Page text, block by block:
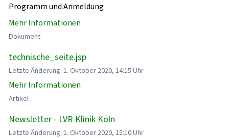
Programm und Anmeldung
Mehr Informationen
Dokument
technische_seite.jsp
Letzte Änderung: 1. Oktober 2020, 14:15 Uhr
Mehr Informationen
Artikel
Newsletter - LVR-Klinik Köln
Letzte Änderung: 1. Oktober 2020, 15:10 Uhr